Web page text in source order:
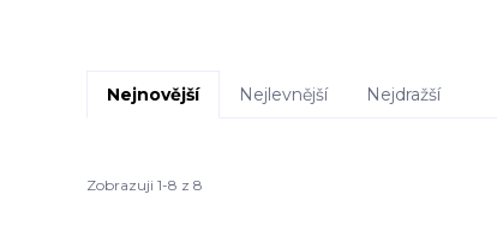
Nejnovější Nejlevnější Nejdražší
Zobrazuji 1-8 z 8